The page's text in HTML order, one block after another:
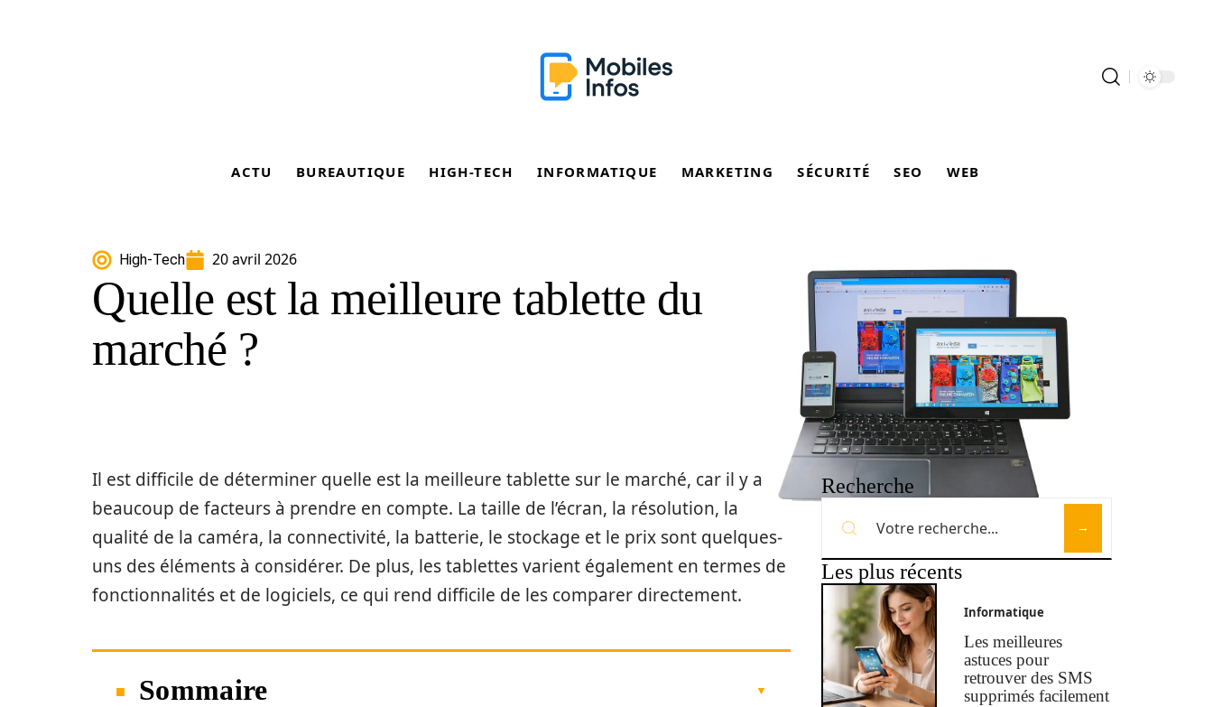
ACTU BUREAUTIQUE HIGH-TECH INFORMATIQUE MARKETING SÉCURITÉ SEO WEB
High-Tech 20 avril 2026
Quelle est la meilleure tablette du
marché ?
Il est difficile de déterminer quelle est la meilleure tablette sur le marché, car il y a
beaucoup de facteurs à prendre en compte. La taille de l’écran, la résolution, la
qualité de la caméra, la connectivité, la batterie, le stockage et le prix sont quelques-
uns des éléments à considérer. De plus, les tablettes varient également en termes de
fonctionnalités et de logiciels, ce qui rend difficile de les comparer directement.
Sommaire
Recherche
Les plus récents
Informatique
Les meilleures
astuces pour
retrouver des SMS
supprimés facilement